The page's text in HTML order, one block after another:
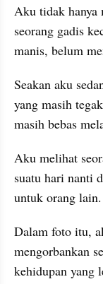
Aku tidak
seorang gadis
manis, belum
Seakan aku
yang masih
masih bebas
Aku melihat
suatu hari nanti
untuk orang lain.
Dalam foto itu,
mengorbankan
kehidupan yang